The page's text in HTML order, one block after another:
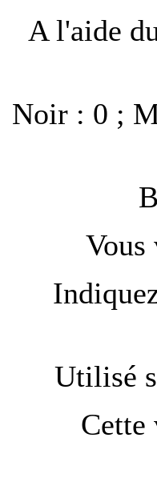
A l'aide
Noir : 0 ;
Utilisé
Cette